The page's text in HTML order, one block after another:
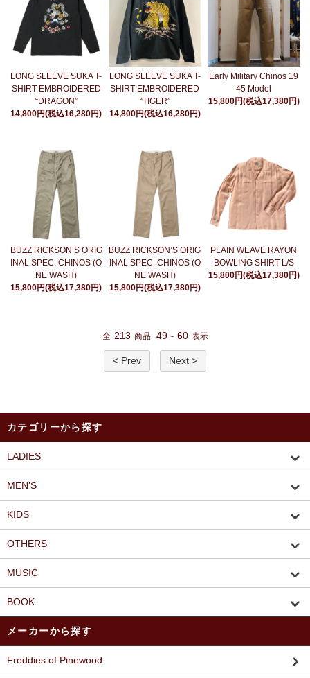
LONG SLEEVE SUKA T-
SHIRT EMBROIDERED
“DRAGON”
14,800円(税込16,280円)
LONG SLEEVE SUKA T-
SHIRT EMBROIDERED
“TIGER”
14,800円(税込16,280円)
Early Military Chinos 19
45 Model
15,800円(税込17,380円)
BUZZ RICKSON’S ORIG
INAL SPEC. CHINOS (O
NE WASH)
15,800円(税込17,380円)
BUZZ RICKSON’S ORIG
INAL SPEC. CHINOS (O
NE WASH)
15,800円(税込17,380円)
PLAIN WEAVE RAYON
BOWLING SHIRT L/S
15,800円(税込17,380円)
全 213 商品 49 - 60 表示
< Prev Next >
カテゴリーから探す
LADIES
MEN’S
KIDS
OTHERS
MUSIC
BOOK
メーカーから探す
Freddies of Pinewood